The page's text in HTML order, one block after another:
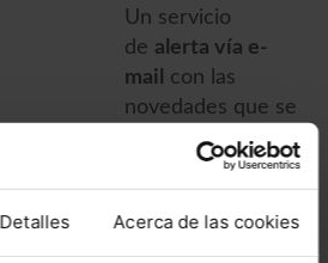
Detalles Acerca de las cookies
Un servicio
de alerta vía e-
mail
con las
novedades que se
produciendo cada
semana.
El Memento Social